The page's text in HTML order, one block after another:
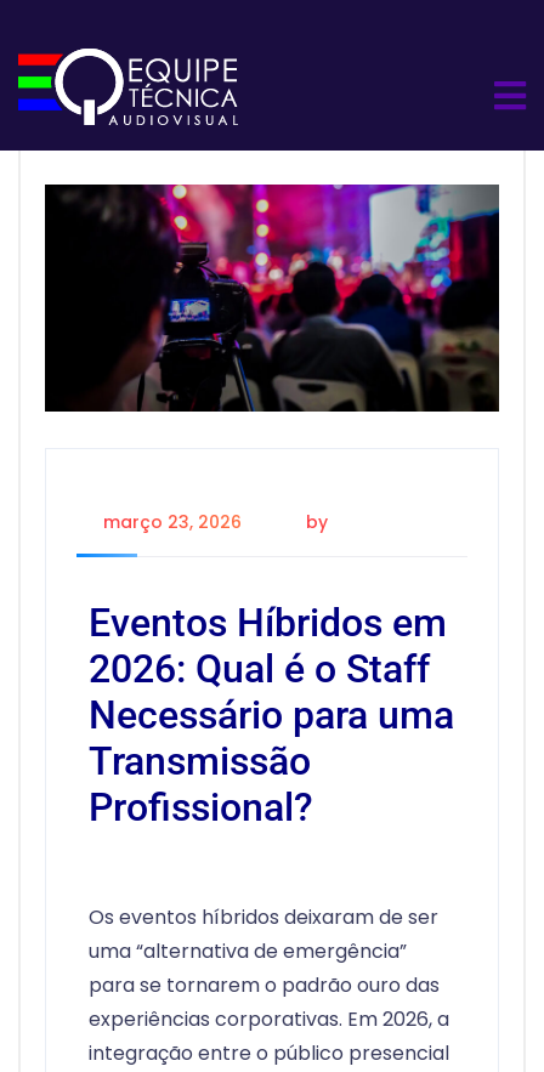
março 23, 2026 by
Eventos Híbridos em
2026: Qual é o Staff
Necessário para uma
Transmissão
Profissional?
Os eventos híbridos deixaram de ser
uma “alternativa de emergência”
para se tornarem o padrão ouro das
experiências corporativas. Em 2026, a
integração entre o público presencial